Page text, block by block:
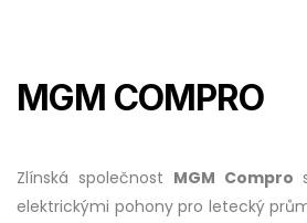
MGM COMPRO
Zlínská společnost MGM Compro
elektrickými pohony pro letecký